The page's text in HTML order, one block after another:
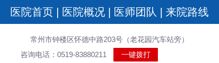
医院首页 | 医院概况 | 医师团队 | 来院路线
常州市钟楼区怀德中路203号（老花园汽车站旁）
咨询电话：0519-83880211
一键拨打